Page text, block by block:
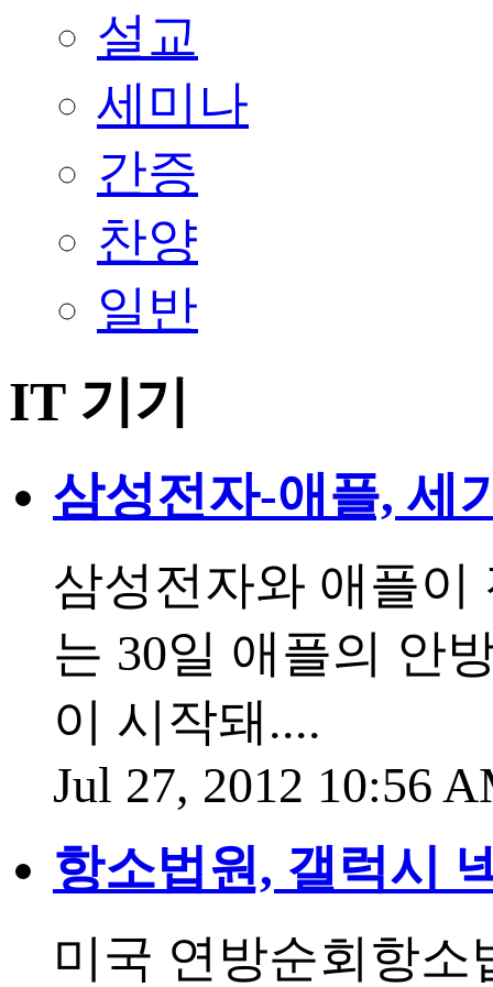
설교
세미나
간증
찬양
일반
IT 기기
삼성전자-애플, 세
삼성전자와 애플이
는 30일 애플의 안
이 시작돼....
Jul 27, 2012 10:56
항소법원, 갤럭시
미국 연방순회항